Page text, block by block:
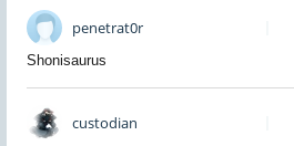
penetrat0r
Shonisaurus
custodian